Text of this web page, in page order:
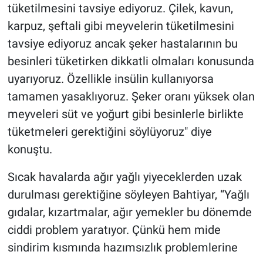
tüketilmesini tavsiye ediyoruz. Çilek, kavun,
karpuz, şeftali gibi meyvelerin tüketilmesini
tavsiye ediyoruz ancak şeker hastalarının bu
besinleri tüketirken dikkatli olmaları konusunda
uyarıyoruz. Özellikle insülin kullanıyorsa
tamamen yasaklıyoruz. Şeker oranı yüksek olan
meyveleri süt ve yoğurt gibi besinlerle birlikte
tüketmeleri gerektiğini söylüyoruz" diye
konuştu.
Sıcak havalarda ağır yağlı yiyeceklerden uzak
durulması gerektiğine söyleyen Bahtiyar, “Yağlı
gıdalar, kızartmalar, ağır yemekler bu dönemde
ciddi problem yaratıyor. Çünkü hem mide
sindirim kısmında hazımsızlık problemlerine